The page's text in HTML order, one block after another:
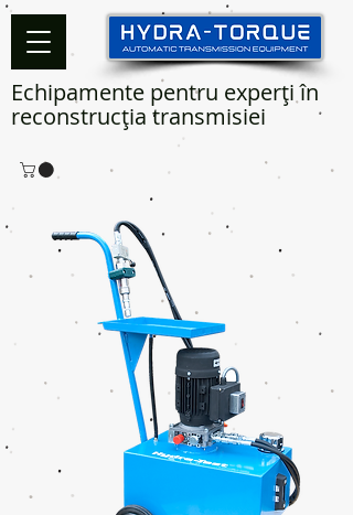
Echipamente pentru experți în
reconstrucția transmisiei